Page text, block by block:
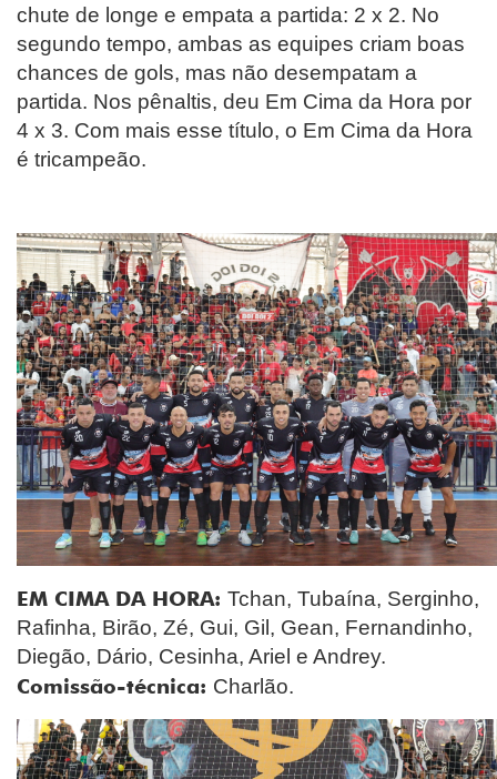
chute de longe e empata a partida: 2 x 2. No
segundo tempo, ambas as equipes criam boas
chances de gols, mas não desempatam a
partida. Nos pênaltis, deu Em Cima da Hora por
4 x 3. Com mais esse título, o Em Cima da Hora
é tricampeão.
EM CIMA DA HORA: Tchan, Tubaína, Serginho,
Rafinha, Birão, Zé, Gui, Gil, Gean, Fernandinho,
Diegão, Dário, Cesinha, Ariel e Andrey.
Comissão-técnica: Charlão.